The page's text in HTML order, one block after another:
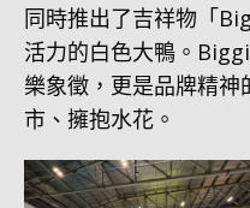
同時推出了吉祥物「
活力的白色大鴨。
樂象徵，更是品牌精
市、擁抱水花。